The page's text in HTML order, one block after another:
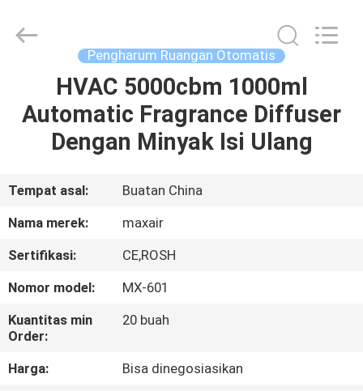
RUMAH
PRODUK
TENTANG
KAMI
TUR
PABRIK
KONTROL
KUALITAS
Pengharum Ruangan Otomatis
HVAC 5000cbm 1000ml
Automatic Fragrance Diffuser
Dengan Minyak Isi Ulang
Tempat asal:
Buatan China
Nama merek:
maxair
Sertifikasi:
CE,ROSH
Nomor model:
MX-601
Kuantitas min
Order:
20 buah
Harga:
Bisa dinegosiasikan